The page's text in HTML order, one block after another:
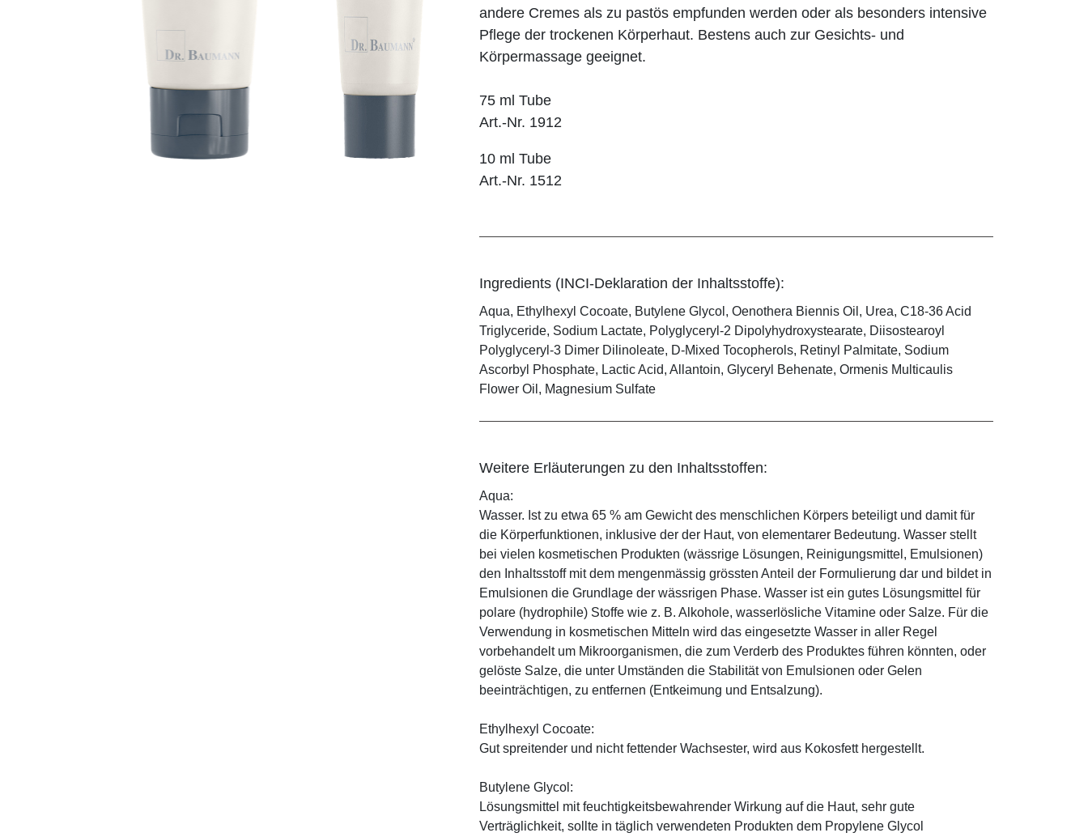
andere Cremes als zu pastös empfunden werden oder als besonders intensive
Pflege der trockenen Körper­haut. Bestens auch zur Gesichts- und
Körpermassage geeignet.
75 ml Tube
Art.-Nr. 1912
10 ml Tube
Art.-Nr. 1512
Ingredients (INCI-Deklaration der Inhaltsstoffe):
Aqua, Ethylhexyl Cocoate, Butylene Glycol, Oenothera Biennis Oil, Urea, C18-36 Acid
Triglyceride, Sodium Lactate, Polyglyceryl-2 Dipolyhydroxystearate, Diisostearoyl
Polyglyceryl-3 Dimer Dilinoleate, D-Mixed Tocopherols, Retinyl Palmitate, Sodium
Ascorbyl Phosphate, Lactic Acid, Allantoin, Glyceryl Behenate, Ormenis Multicaulis
Flower Oil, Magnesium Sulfate
Weitere Erläuterungen zu den Inhaltsstoffen:
Aqua:
Wasser. Ist zu etwa 65 % am Gewicht des menschlichen Körpers beteiligt und damit für
die Körperfunktionen, inklusive der der Haut, von elementarer Bedeutung. Wasser stellt
bei vielen kosmetischen Produkten (wässrige Lösungen, Reinigungsmittel, Emulsionen)
den Inhaltsstoff mit dem mengenmässig grössten Anteil der Formulierung dar und bildet in
Emulsionen die Grundlage der wässrigen Phase. Wasser ist ein gutes Lösungsmittel für
polare (hydrophile) Stoffe wie z. B. Alkohole, wasserlösliche Vitamine oder Salze. Für die
Verwendung in kosmetischen Mitteln wird das eingesetzte Wasser in aller Regel
vorbehandelt um Mikroorganismen, die zum Verderb des Produktes führen könnten, oder
gelöste Salze, die unter Umständen die Stabilität von Emulsionen oder Gelen
beeinträchtigen, zu entfernen (Entkeimung und Entsalzung).
Ethylhexyl Cocoate:
Gut spreitender und nicht fettender Wachsester, wird aus Kokosfett hergestellt.
Butylene Glycol:
Lösungsmittel mit feuchtigkeitsbewahrender Wirkung auf die Haut, sehr gute
Verträglichkeit, sollte in täglich verwendeten Produkten dem Propylene Glycol